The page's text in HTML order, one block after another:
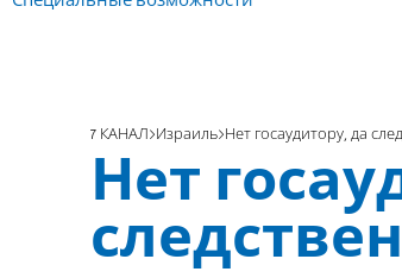
7 КАНАЛ Израиль Нет госаудитору, да
Нет